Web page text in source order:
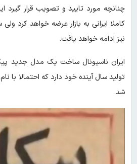
چنانچه مورد تایید و تصویب قرار گیرد
کاملا ایرانی به بازار عرضه خواهد کرد
نیز ادامه خواهد یافت.
ایران ناسیونال ساخت یک مدل جدید
تولید سال آینده خود دارد که احتمالا با
شد.